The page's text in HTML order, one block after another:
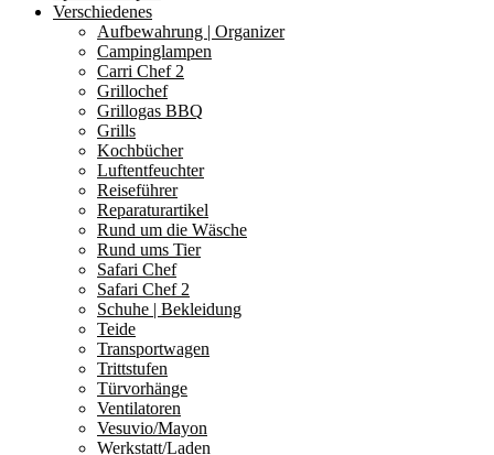
Verschiedenes
Aufbewahrung | Organizer
Campinglampen
Carri Chef 2
Grillochef
Grillogas BBQ
Grills
Kochbücher
Luftentfeuchter
Reiseführer
Reparaturartikel
Rund um die Wäsche
Rund ums Tier
Safari Chef
Safari Chef 2
Schuhe | Bekleidung
Teide
Transportwagen
Trittstufen
Türvorhänge
Ventilatoren
Vesuvio/Mayon
Werkstatt/Laden